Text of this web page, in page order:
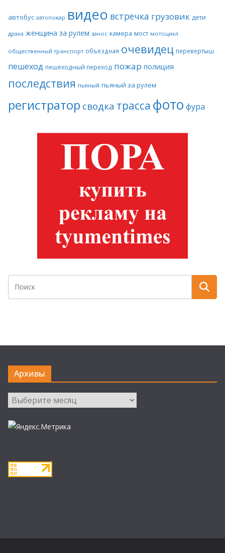
автобус автопожар видео встречка грузовик дети
драка женщина за рулем занос камера мост мотоцикл
общественный транспорт объездная очевидец перевертыш
пешеход пешеходный переход пожар полиция
последствия пьяный пьяный за рулем
регистратор сводка трасса фото фура
Архивы
Архивы